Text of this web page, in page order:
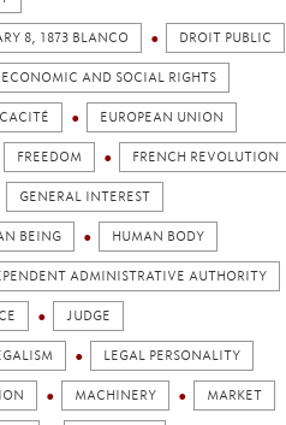
8, 1873 BLANCO DROIT PUBLIC
ECONOMIC AND SOCIAL RIGHTS
EUROPEAN UNION
FREEDOM FRENCH REVOLUTION
GENERAL INTEREST
BEING HUMAN BODY
ADMINISTRATIVE AUTHORITY
JUDGE
LEGAL PERSONALITY
MACHINERY MARKET